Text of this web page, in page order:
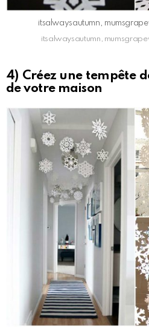
itsalwaysautumn,
itsalwaysautumn,
4) Créez une tempête
de votre maison